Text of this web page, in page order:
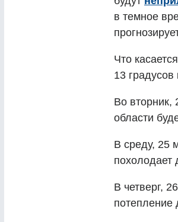
в темное
Что
13
Во
области
В среду, 25
похолодает
В четверг,
потепление